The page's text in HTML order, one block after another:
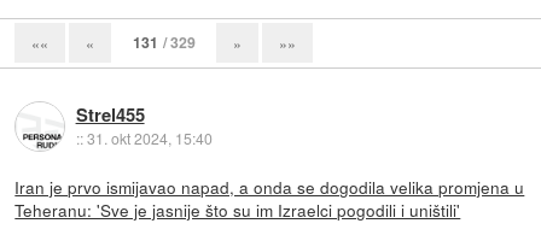
«« « 131 / 329 » »»
Strel455
::31. okt 2024, 15:40
Iran je prvo ismijavao napad, a onda se dogodila velika promjena u
Teheranu: 'Sve je jasnije što su im Izraelci pogodili i uništili'